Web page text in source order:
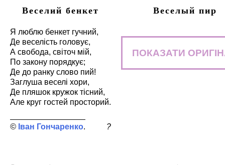
Веселий бенкет
Я люблю бенкет гучний,
Де веселість головує,
А свобода, світоч мій,
По закону порядкує;
Де до ранку слово пий!
Заглуша веселі хори,
Де пляшок кружок тісний,
Але круг гостей просторий.
Іван Гончаренко ?
Веселый пир
ПОКАЗАТИ